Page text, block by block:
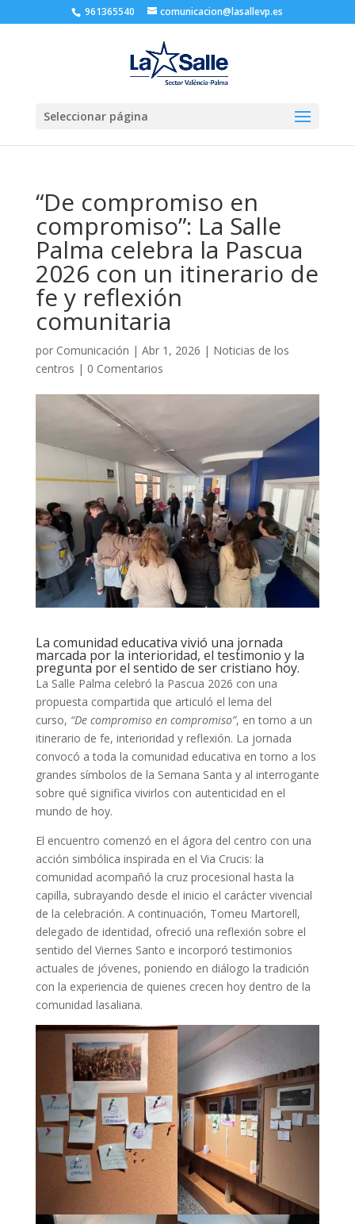
961365540 comunicacion@lasallevp.es
Seleccionar página
“De compromiso en
compromiso”: La Salle
Palma celebra la Pascua
2026 con un itinerario de
fe y reflexión
comunitaria
por Comunicación | Abr 1, 2026 | Noticias de los
centros | 0 Comentarios
La comunidad educativa vivió una jornada
marcada por la interioridad, el testimonio y la
pregunta por el sentido de ser cristiano hoy.
La Salle Palma celebró la Pascua 2026 con una
propuesta compartida que articuló el lema del
curso, “De compromiso en compromiso”, en torno a un
itinerario de fe, interioridad y reflexión. La jornada
convocó a toda la comunidad educativa en torno a los
grandes símbolos de la Semana Santa y al interrogante
sobre qué significa vivirlos con autenticidad en el
mundo de hoy.
El encuentro comenzó en el ágora del centro con una
acción simbólica inspirada en el Via Crucis: la
comunidad acompañó la cruz procesional hasta la
capilla, subrayando desde el inicio el carácter vivencial
de la celebración. A continuación, Tomeu Martorell,
delegado de identidad, ofreció una reflexión sobre el
sentido del Viernes Santo e incorporó testimonios
actuales de jóvenes, poniendo en diálogo la tradición
con la experiencia de quienes crecen hoy dentro de la
comunidad lasaliana.